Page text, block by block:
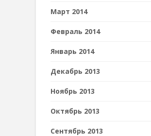
Март 2014
Февраль 2014
Январь 2014
Декабрь 2013
Ноябрь 2013
Октябрь 2013
Сентябрь 2013